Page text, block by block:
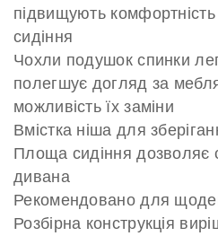
підвищують комфортність
сидіння
Чохли подушок спинки
полегшує догляд за
можливість їх заміни
Вмістка ніша для
Площа сидіння дозволяє
дивана
Рекомендовано для
Розбірна конструкція